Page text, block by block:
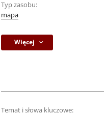
Typ zasobu:
mapa
Więcej
Temat i słowa kluczowe: